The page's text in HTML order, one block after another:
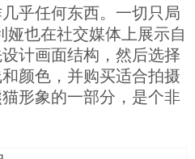
乎任何东西。一切只局
娅也在社交媒体上展示自
计画面结构，然后选择
颜色，并购买适合拍摄
形象的一部分，是个非